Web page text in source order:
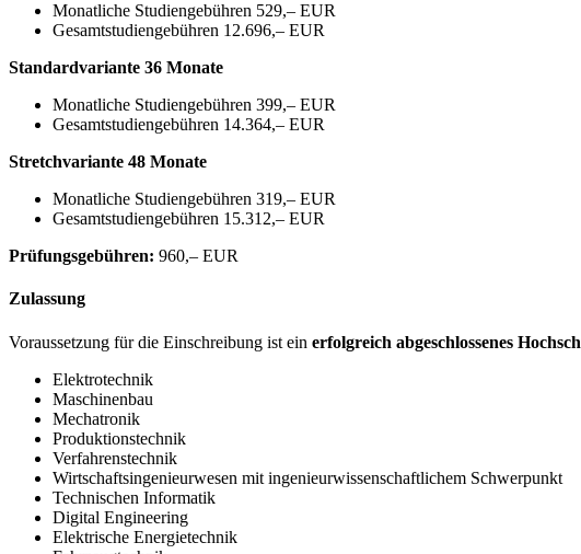
Monatliche Studiengebühren 529,– EUR
Gesamtstudiengebühren 12.696,– EUR
Standardvariante 36 Monate
Monatliche Studiengebühren 399,– EUR
Gesamtstudiengebühren 14.364,– EUR
Stretchvariante 48 Monate
Monatliche Studiengebühren 319,– EUR
Gesamtstudiengebühren 15.312,– EUR
Prüfungsgebühren: 960,– EUR
Zulassung
Voraussetzung für die Einschreibung ist ein erfolgreich abgeschlossenes
Elektrotechnik
Maschinenbau
Mechatronik
Produktionstechnik
Verfahrenstechnik
Wirtschaftsingenieurwesen mit ingenieurwissenschaftlichem Schwerpunkt
Technischen Informatik
Digital Engineering
Elektrische Energietechnik